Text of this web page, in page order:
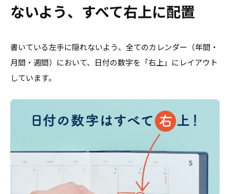
ないよう、すべて右上に配置
書いている左手に隠れないよう、全てのカレンダー（年間・
月間・週間）において、日付の数字を「右上」にレイアウト
しています。